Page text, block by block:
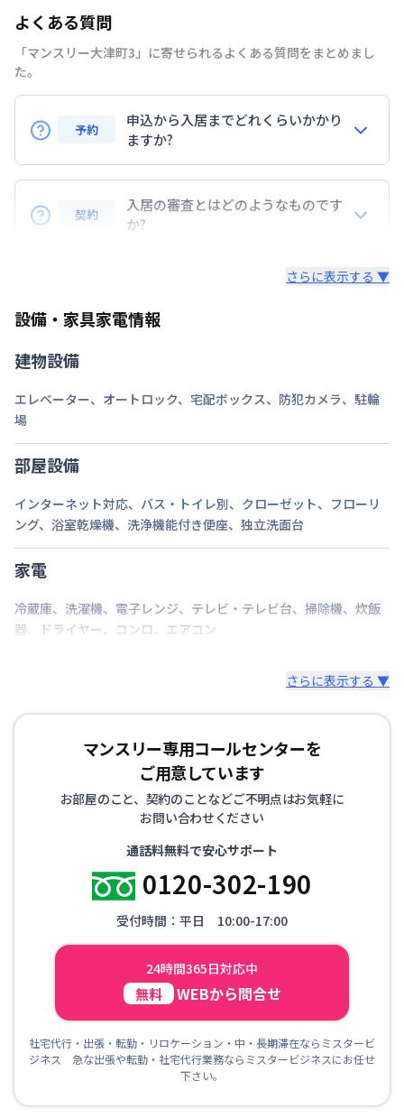
部屋の向き
禁煙・喫煙
禁煙
定員
2名
駐車場
次回更新日
情報更新日より14日以内
駐車場契約必須となります。 駐車場代は室料に含まれておりま
よくある質問
「マンスリー大津町3」に寄せられるよくある質問をまとめまし
た。
予約
申込から入居までどれくらいかかり
ますか?
お申込みから審査・ご契約手続きまで、1〜3日程度
お時間をいただいております。(※お急ぎの場合はご
相談ください。)なお、ご予約は先着順です。入居希
契約
入居の審査とはどのようなものです
か?
屋の利用目的の確認や年収などをお伺いする場合もあ
さらに表示する ▼
設備・家具家電情報
建物設備
エレベーター、 オートロック、 宅配ボックス、 防犯カメラ、 駐輪
場
部屋設備
インターネット対応、 バス・トイレ別、 クローゼット、 フローリ
ング、 浴室乾燥機、 洗浄機能付き便座、 独立洗面台
家電
冷蔵庫、 洗濯機、 電子レンジ、 テレビ・テレビ台、 掃除機、 炊飯
器、 ドライヤー、 コンロ、 エアコン
さらに表示する ▼
マンスリー専用コールセンターを
ご用意しています
お部屋のこと、契約のことなどご不明点はお気軽に
お問い合わせください
通話料無料で安心サポート
0120-302-190
受付時間：平日 10:00-17:00
24時間365日対応中
無料 WEBから問合せ
社宅代行・出張・転勤・リロケーション・中・長期滞在ならミスタービ
ジネス 急な出張や転勤・社宅代行業務ならミスタービジネスにお任せ
下さい。